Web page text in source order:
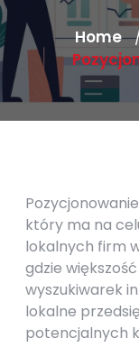
Home
który ma na
lokalnych firm
gdzie
wyszukiwarek
lokalne
potencjalnych